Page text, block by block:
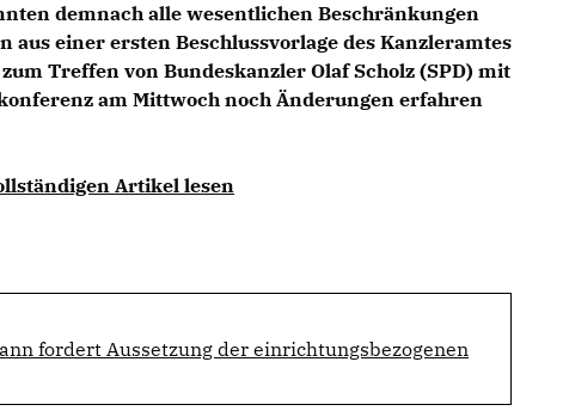
demnach alle wesentlichen Beschränkungen
aus einer ersten Beschlussvorlage des Kanzleramtes
Treffen von Bundeskanzler Olaf Scholz (SPD) mit
am Mittwoch noch Änderungen erfahren
Artikel lesen
fordert Aussetzung der einrichtungsbezogenen